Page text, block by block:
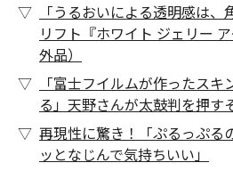
「うるおいによる透明感は
リフト『ホワイト ジェリー
外品）
「富士フイルムが作ったス
る」天野さんが太鼓判を押す
再現性に驚き！「ぷるっぷる
ッとなじんで気持ちいい」